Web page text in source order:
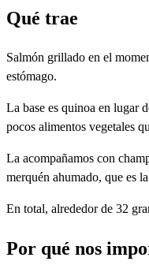
Qué trae
Salmón grillado en el
estómago.
La base es quinoa en lugar
pocos alimentos vegetales
La acompañamos con
merquén ahumado, que es
En total, alrededor de 32
Por qué nos